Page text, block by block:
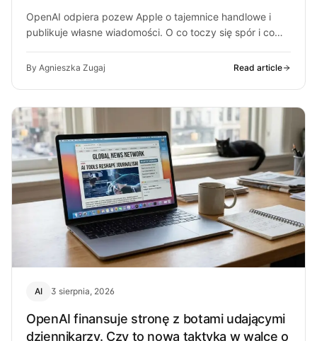
OpenAI odpiera pozew Apple o tajemnice handlowe i
publikuje własne wiadomości. O co toczy się spór i co
By Agnieszka Zugaj Read article
AI 3 sierpnia, 2026
OpenAI finansuje stronę z botami udającymi
dziennikarzy. Czy to nowa taktyka w walce o